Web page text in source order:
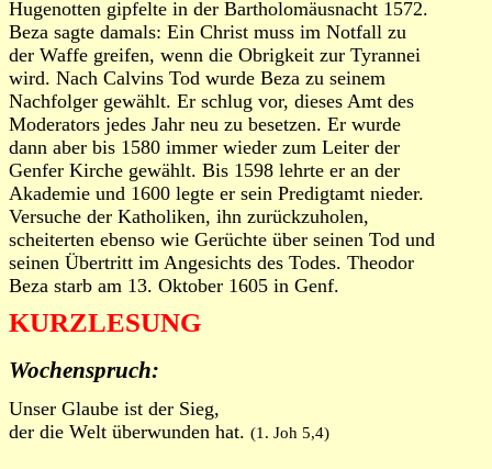
Hugenotten gipfelte in der Bartholomäusnacht 1572.
Beza sagte damals: Ein Christ muss im Notfall zu
der Waffe greifen, wenn die Obrigkeit zur Tyrannei
wird. Nach Calvins Tod wurde Beza zu seinem
Nachfolger gewählt. Er schlug vor, dieses Amt des
Moderators jedes Jahr neu zu besetzen. Er wurde
dann aber bis 1580 immer wieder zum Leiter der
Genfer Kirche gewählt. Bis 1598 lehrte er an der
Akademie und 1600 legte er sein Predigtamt nieder.
Versuche der Katholiken, ihn zurückzuholen,
scheiterten ebenso wie Gerüchte über seinen Tod und
seinen Übertritt im Angesichts des Todes. Theodor
Beza starb am 13. Oktober 1605 in Genf.
KURZLESUNG
Wochenspruch:
Unser Glaube ist der Sieg,
der die Welt überwunden hat. (1. Joh 5,4)